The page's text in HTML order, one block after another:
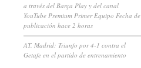
a través del Barça Play y del canal
YouTube Premium Primer Equipo Fecha de
publicación hace 2 horas
AT. Madrid: Triunfo por 4-1 contra el
Getafe en el partido de entrenamiento